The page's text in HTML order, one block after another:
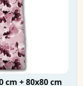
cm + 80x80 cm